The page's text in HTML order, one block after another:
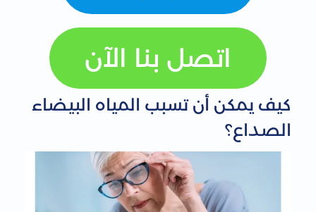
اتصل بنا الآن
كيف يمكن أن تسبب المياه البيضاء
الصداع؟